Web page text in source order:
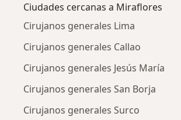
Ciudades cercanas a Miraflores
Cirujanos generales Lima
Cirujanos generales Callao
Cirujanos generales Jesús María
Cirujanos generales San Borja
Cirujanos generales Surco